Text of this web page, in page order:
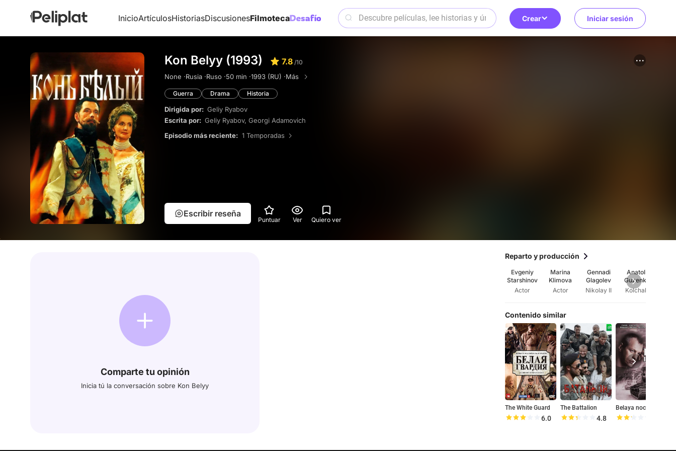
InicioArtículosHistoriasDiscusionesFilmoteca Crear Iniciar sesión
Kon Belyy (1993) 7.8 /10
None ·Rusia ·Ruso ·50 min ·1993 (RU) ·Más
Guerra Drama Historia
Dirigida por: Geliy Ryabov
Escrita por: Geliy Ryabov, Georgi Adamovich
Episodio más reciente: 1 Temporadas
Escribir reseña
Puntuar Ver Quiero ver
Comparte tu opinión
Inicia tú la conversación sobre Kon Belyy
Reparto y producción
Evgeniy
Starshinov
Actor
Marina
Klimova
Actor
Gennadi
Glagolev
Nikolay II
Anatoli
Guzenko
Kolchak
Contenido similar
The White Guard
6.0
The Battalion
4.8
Belaya noch